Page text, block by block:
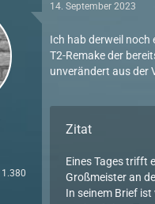
1.380
14. September 2023
Ich hab derweil noch
T2-Remake der
unverändert aus der
Zitat
Eines Tages trifft
Großmeister an
In seinem Brief